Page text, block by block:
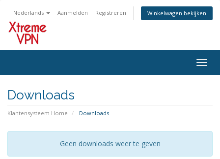
Nederlands Aanmelden Registreren Winkelwagen bekijken
in-/
Downloads
Klantensysteem Home Downloads
Geen downloads weer te geven